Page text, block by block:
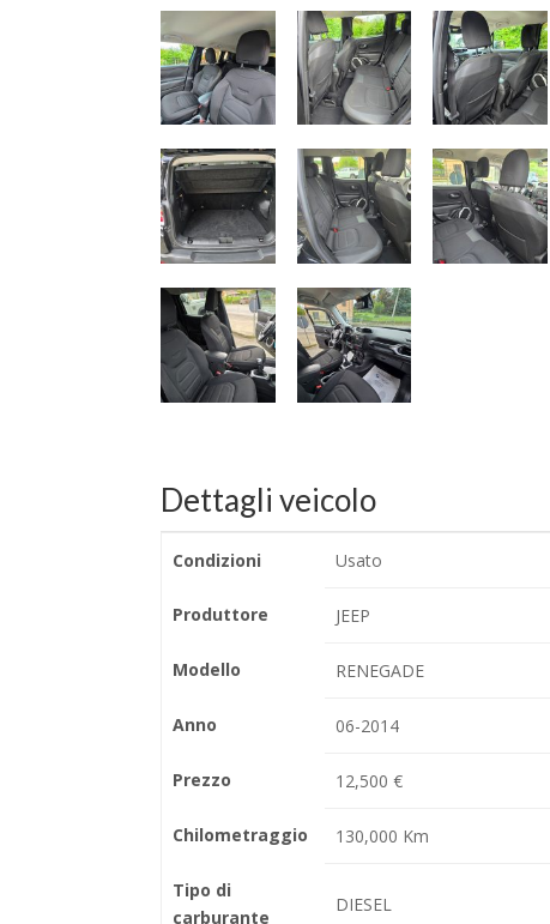
Dettagli veicolo
Condizioni Usato
Produttore JEEP
Modello RENEGADE
Anno 06-2014
Prezzo 12,500 €
Chilometraggio 130,000 Km
Tipo di
carburante
DIESEL